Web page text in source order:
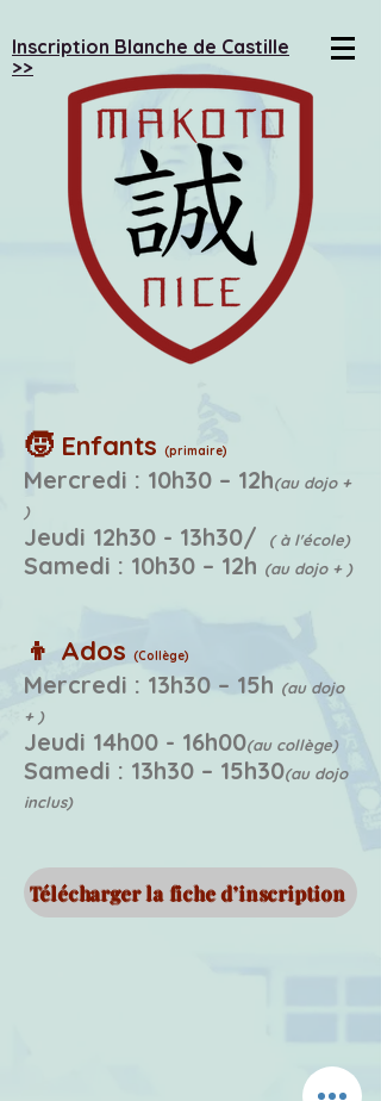
Inscription Blanche de Castille
>>
🧒 Enfants (primaire)
Mercredi : 10h30 – 12h(au dojo +
)
Jeudi 12h30 - 13h30/ ( à l'école)
Samedi : 10h30 – 12h (au dojo + )
👦 Ados (Collège)
Mercredi : 13h30 – 15h (au dojo
+ )
Jeudi 14h00 - 16h00(au collège)
Samedi : 13h30 – 15h30(au dojo
inclus)
Télécharger la fiche d’inscription ​